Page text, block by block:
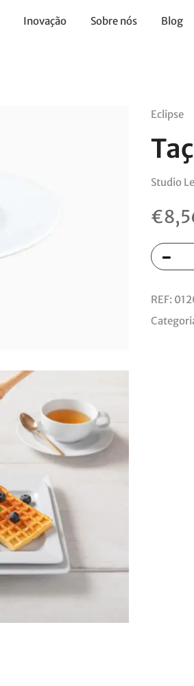
Inovação Sobre nós Blog
Eclipse
Studio
€
REF: